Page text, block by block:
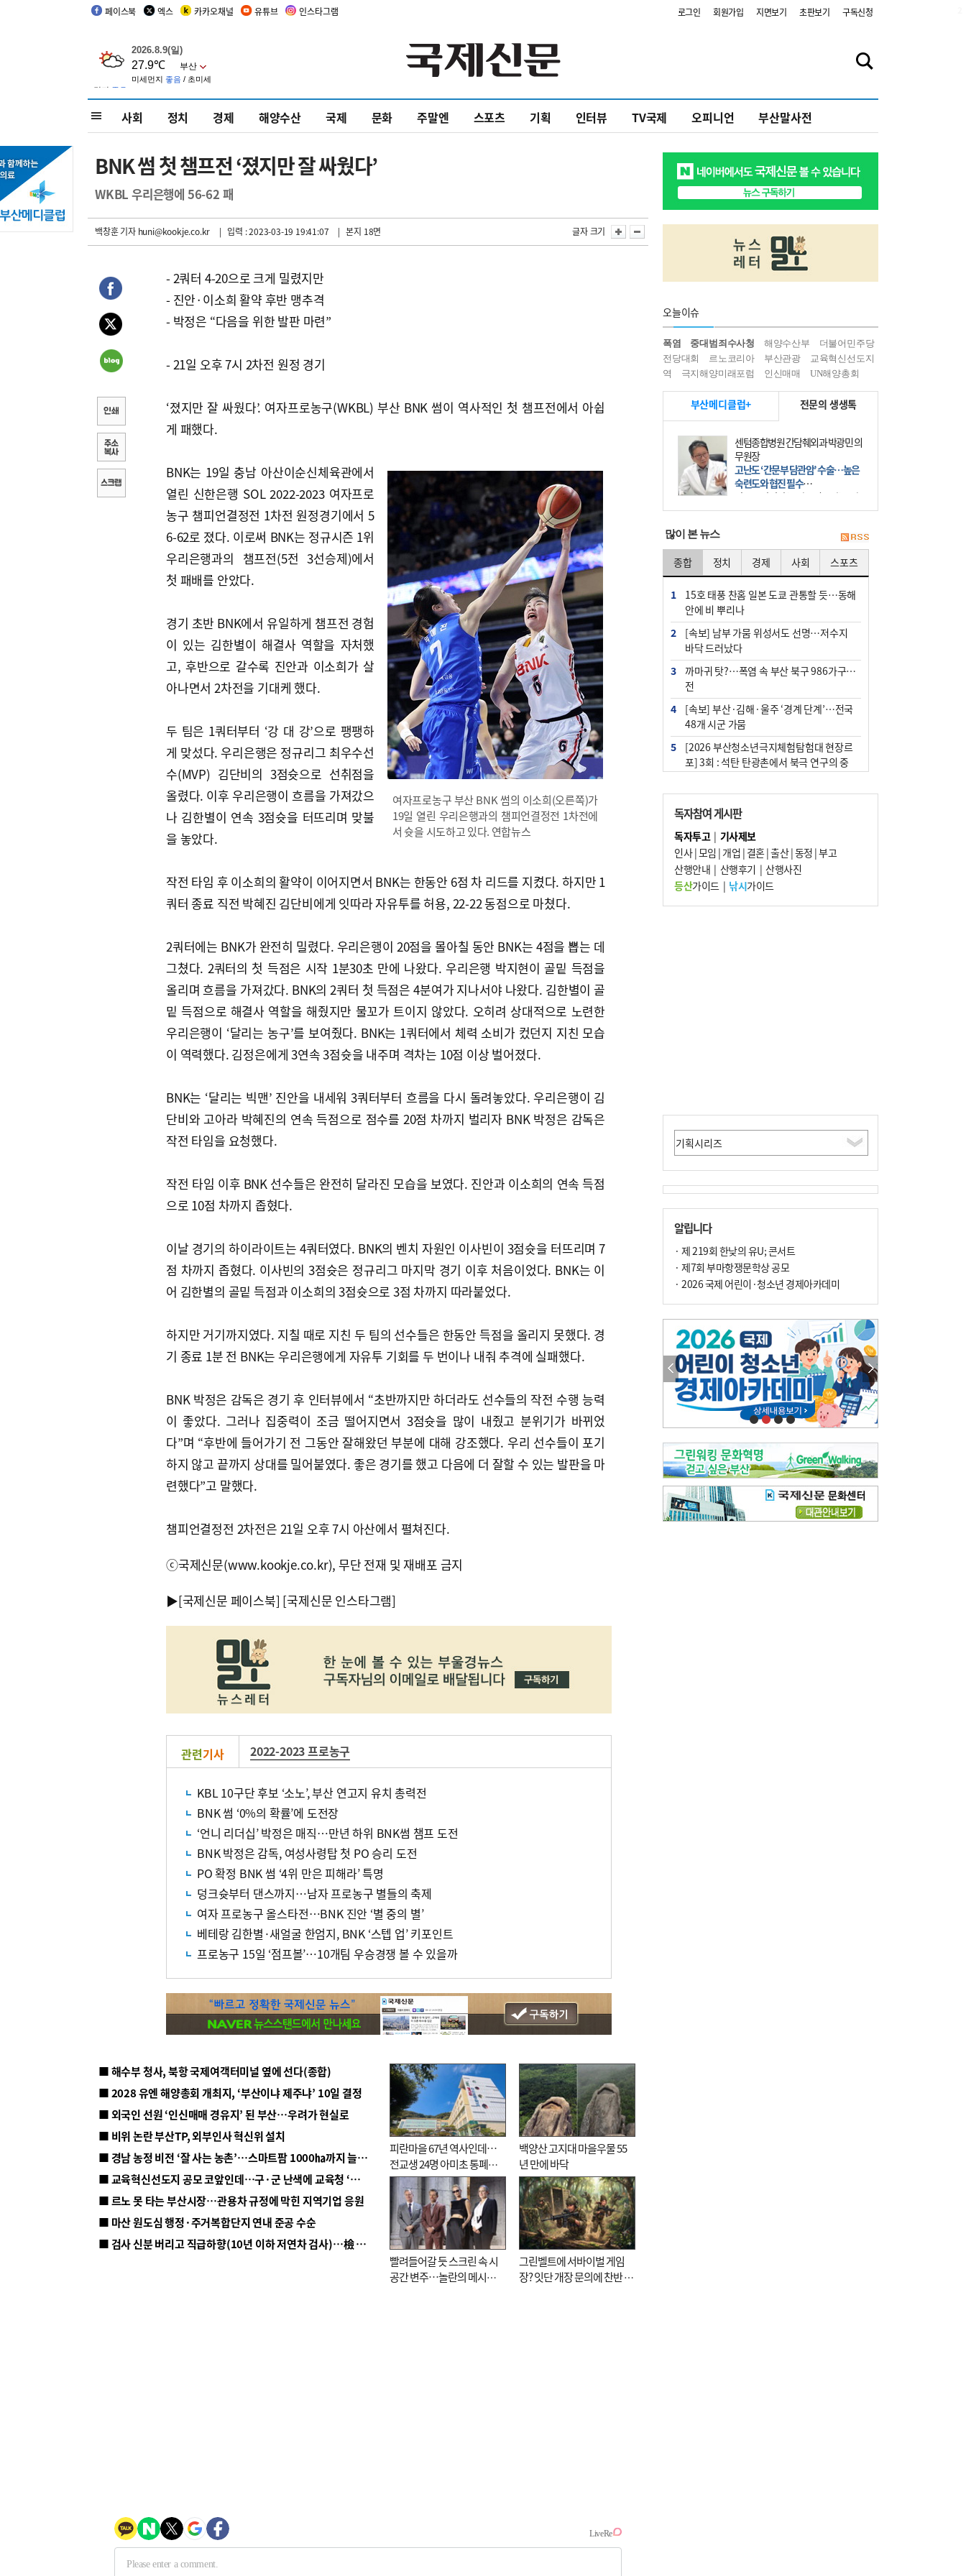
페이스북 엑스 카카오채널 유튜브 인스타그램 로그인 회원가입 지면보기 초판보기 구독신청
사회 정치 경제 해양수산 국제 문화 주말엔 스포츠 기획 인터뷰 TV국제 오피니언 부산말사전
BNK 썸 첫 챔프전 ‘졌지만 잘 싸웠다’
WKBL 우리은행에 56-62 패
백창훈 기자huni@kookje.co.kr | 입력 : 2023-03-19 19:41:07 | 본지 18면 글자 크기
- 2쿼터 4-20으로 크게 밀렸지만
- 진안·이소희 활약 후반 맹추격
- 박정은 “다음을 위한 발판 마련”
- 21일 오후 7시 2차전 원정 경기
‘졌지만 잘 싸웠다’. 여자프로농구(WKBL) 부산 BNK 썸이 역사적인 첫 챔프전에서 아쉽
게 패했다.
여자프로농구 부산 BNK 썸의 이소희(오른쪽)가
19일 열린 우리은행과의 챔피언결정전 1차전에
서 슛을 시도하고 있다. 연합뉴스
BNK는 19일 충남 아산이순신체육관에서
열린 신한은행 SOL 2022-2023 여자프로
농구 챔피언결정전 1차전 원정경기에서 5
6-62로 졌다. 이로써 BNK는 정규시즌 1위
우리은행과의 챔프전(5전 3선승제)에서
첫 패배를 안았다.
경기 초반 BNK에서 유일하게 챔프전 경험
이 있는 김한별이 해결사 역할을 자처했
고, 후반으로 갈수록 진안과 이소희가 살
아나면서 2차전을 기대케 했다.
두 팀은 1쿼터부터 ‘강 대 강’으로 팽팽하
게 맞섰다. 우리은행은 정규리그 최우수선
수(MVP) 김단비의 3점슛으로 선취점을
올렸다. 이후 우리은행이 흐름을 가져갔으
나 김한별이 연속 3점슛을 터뜨리며 맞불
을 놓았다.
작전 타임 후 이소희의 활약이 이어지면서 BNK는 한동안 6점 차 리드를 지켰다. 하지만 1
쿼터 종료 직전 박혜진 김단비에게 잇따라 자유투를 허용, 22-22 동점으로 마쳤다.
2쿼터에는 BNK가 완전히 밀렸다. 우리은행이 20점을 몰아칠 동안 BNK는 4점을 뽑는 데
그쳤다. 2쿼터의 첫 득점은 시작 1분30초 만에 나왔다. 우리은행 박지현이 골밑 득점을
올리며 흐름을 가져갔다. BNK의 2쿼터 첫 득점은 4분여가 지나서야 나왔다. 김한별이 골
밑 득점으로 해결사 역할을 해줬지만 물꼬가 트이지 않았다. 오히려 상대적으로 노련한
우리은행이 ‘달리는 농구’를 보여줬다. BNK는 1쿼터에서 체력 소비가 컸던지 지친 모습
이 역력했다. 김정은에게 3연속 3점슛을 내주며 격차는 10점 이상 벌어졌다.
BNK는 ‘달리는 빅맨’ 진안을 내세워 3쿼터부터 흐름을 다시 돌려놓았다. 우리은행이 김
단비와 고아라 박혜진의 연속 득점으로 점수를 20점 차까지 벌리자 BNK 박정은 감독은
작전 타임을 요청했다.
작전 타임 이후 BNK 선수들은 완전히 달라진 모습을 보였다. 진안과 이소희의 연속 득점
으로 10점 차까지 좁혔다.
이날 경기의 하이라이트는 4쿼터였다. BNK의 벤치 자원인 이사빈이 3점슛을 터뜨리며 7
점 차까지 좁혔다. 이사빈의 3점슛은 정규리그 마지막 경기 이후 처음이었다. BNK는 이
어 김한별의 골밑 득점과 이소희의 3점슛으로 3점 차까지 따라붙었다.
하지만 거기까지였다. 지칠 때로 지친 두 팀의 선수들은 한동안 득점을 올리지 못했다. 경
기 종료 1분 전 BNK는 우리은행에게 자유투 기회를 두 번이나 내줘 추격에 실패했다.
BNK 박정은 감독은 경기 후 인터뷰에서 “초반까지만 하더라도 선수들의 작전 수행 능력
이 좋았다. 그러나 집중력이 조금 떨어지면서 3점슛을 많이 내줬고 분위기가 바뀌었
다”며 “후반에 들어가기 전 그동안 잘해왔던 부분에 대해 강조했다. 우리 선수들이 포기
하지 않고 끝까지 상대를 밀어붙였다. 좋은 경기를 했고 다음에 더 잘할 수 있는 발판을 마
련했다”고 말했다.
챔피언결정전 2차전은 21일 오후 7시 아산에서 펼쳐진다.
ⓒ국제신문(www.kookje.co.kr), 무단 전재 및 재배포 금지
▶[국제신문 페이스북] [국제신문 인스타그램]
관련기사 2022-2023 프로농구
KBL 10구단 후보 ‘소노’, 부산 연고지 유치 총력전
BNK 썸 ‘0%의 확률’에 도전장
‘언니 리더십’ 박정은 매직…만년 하위 BNK썸 챔프 도전
BNK 박정은 감독, 여성사령탑 첫 PO 승리 도전
PO 확정 BNK 썸 ‘4위 만은 피해라’ 특명
덩크슛부터 댄스까지…남자 프로농구 별들의 축제
여자 프로농구 올스타전…BNK 진안 ‘별 중의 별’
베테랑 김한별·새얼굴 한엄지, BNK ‘스텝 업’ 키포인트
프로농구 15일 ‘점프볼’…10개팀 우승경쟁 볼 수 있을까
■ 해수부 청사, 북항 국제여객터미널 옆에 선다(종합)
■ 2028 유엔 해양총회 개최지, ‘부산이냐 제주냐’ 10일 결정
■ 외국인 선원 ‘인신매매 경유지’ 된 부산…우려가 현실로
■ 비위 논란 부산TP, 외부인사 혁신위 설치
■ 경남 농정 비전 ‘잘 사는 농촌’…스마트팜 1000㏊까지 늘린다
■ 교육혁신선도지 공모 코앞인데…구·군 난색에 교육청 ‘쩔쩔’
■ 르노 못 타는 부산시장…관용차 규정에 막힌 지역기업 응원
■ 마산 원도심 행정·주거복합단지 연내 준공 수순
■ 검사 신분 버리고 직급하향(10년 이하 저연차 검사)…檢 중수청행 기피
피란마을 67년 역사인데…
전교생 24명 아미초 통폐합
기로
백양산 고지대 마을우물 55
년 만에 바닥
빨려들어갈 듯 스크린 속 시
공간 변주…놀란의 메시지
그린벨트에 서바이벌 게임
장? 잇단 개장 문의에 찬반 논
오늘이슈
폭염 중대범죄수사청 해양수산부
더불어민주당
전당대회
르노코리아 부산관광
교육혁신선도지
역
극지해양미래포럼 인신매매 UN해양총회
부산메디클럽+ 전문의 생생톡
센텀종합병원 간담췌외과 박광민 의
무원장
고난도 ‘간문부 담관암’ 수술…높은
숙련도와 협진 필수
간문부 담관암(클라츠킨 종양)은 좌
우 간에서 나오는, 담관(담즙 배출 경
部)’에 생기는 악성 종양이다. 간동맥
문맥 림프절 담
많이 본 뉴스
종합 정치 경제 사회 스포츠
1
15호 태풍 찬홈 일본 도쿄 관통할 듯…동해
안에 비 뿌리나
2
[속보] 남부 가뭄 위성서도 선명…저수지
바닥 드러났다
3
까마귀 탓?…폭염 속 부산 북구 986가구 정
전
4
[속보] 부산·김해·울주 ‘경계 단계’…전국
48개 시군 가뭄
5
[2026 부산청소년극지체험탐험대 현장르
포] 3회 : 석탄 탄광촌에서 북극 연구의 중
위는 지속
7
‘혐오표현’ 쓰면 지방공무원 최대 파면까지
중징계
8
부산 해운대구 아파트 14층서 불…실외기
과열 추정
독자참여 게시판
독자투고| 기사제보
인사|모임 | 개업 | 결혼|출산|동정 |부고
산행안내 | 산행후기 | 산행사진
등산가이드| 낚시가이드
알립니다
· 제 219회 한낮의 유U; 콘서트
· 제7회 부마항쟁문학상 공모
· 2026 국제 어린이·청소년 경제아카데미